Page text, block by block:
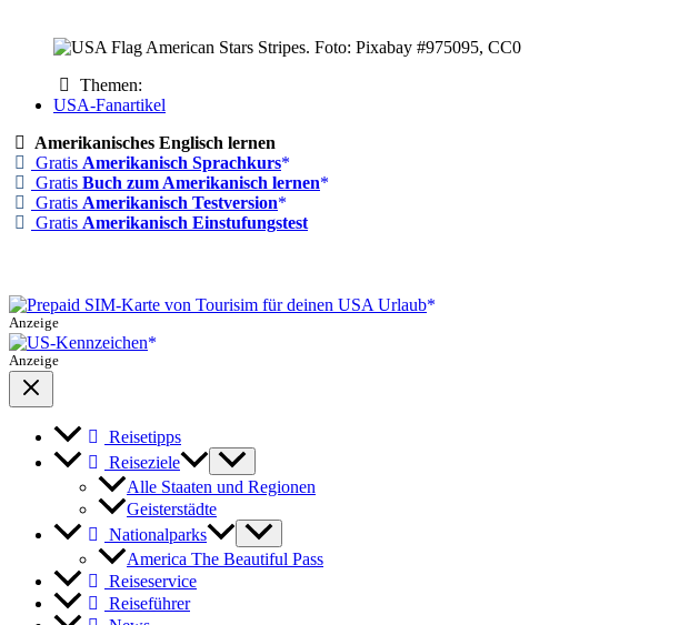
Themen:
USA-Fanartikel
Amerikanisches Englisch lernen
Gratis Amerikanisch Sprachkurs
Gratis Buch zum Amerikanisch lernen
Gratis Amerikanisch Testversion
Gratis Amerikanisch Einstufungstest
Anzeige
Anzeige
Reisetipps
Reiseziele
Alle Staaten und Regionen
Geisterstädte
Nationalparks
America The Beautiful Pass
Reiseservice
Reiseführer